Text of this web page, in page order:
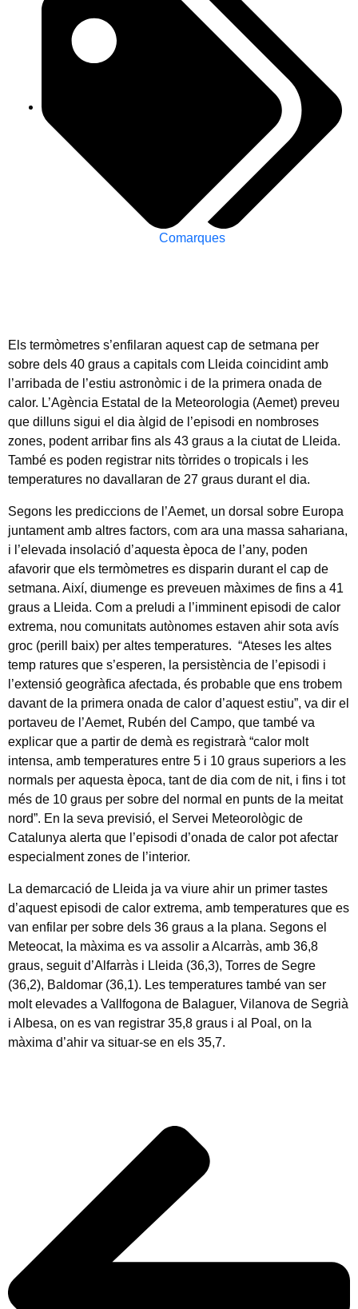
Comarques
Els termòmetres s’enfilaran aquest cap de setmana per
sobre dels 40 graus a capitals com Lleida coincidint amb
l’arribada de l’estiu astronòmic i de la primera onada de
calor. L’Agència Estatal de la Meteorologia (Aemet) preveu
que dilluns sigui el dia àlgid de l’episodi en nombroses
zones, podent arribar fins als 43 graus a la ciutat de Lleida.
També es poden registrar nits tòrrides o tropicals i les
temperatures no davallaran de 27 graus durant el dia.
Segons les prediccions de l’Aemet, un dorsal sobre Europa
juntament amb altres factors, com ara una massa sahariana,
i l’elevada insolació d’aquesta època de l’any, poden
afavorir que els termòmetres es disparin durant el cap de
setmana. Així, diumenge es preveuen màximes de fins a 41
graus a Lleida. Com a preludi a l’imminent episodi de calor
extrema, nou comunitats autònomes estaven ahir sota avís
groc (perill baix) per altes temperatures. “Ateses les altes
temp ratures que s’esperen, la persistència de l’episodi i
l’extensió geogràfica afectada, és probable que ens trobem
davant de la primera onada de calor d’aquest estiu”, va dir el
portaveu de l’Aemet, Rubén del Campo, que també va
explicar que a partir de demà es registrarà “calor molt
intensa, amb temperatures entre 5 i 10 graus superiors a les
normals per aquesta època, tant de dia com de nit, i fins i tot
més de 10 graus per sobre del normal en punts de la meitat
nord”. En la seva previsió, el Servei Meteorològic de
Catalunya alerta que l’episodi d’onada de calor pot afectar
especialment zones de l’interior.
La demarcació de Lleida ja va viure ahir un primer tastes
d’aquest episodi de calor extrema, amb temperatures que es
van enfilar per sobre dels 36 graus a la plana. Segons el
Meteocat, la màxima es va assolir a Alcarràs, amb 36,8
graus, seguit d’Alfarràs i Lleida (36,3), Torres de Segre
(36,2), Baldomar (36,1). Les temperatures també van ser
molt elevades a Vallfogona de Balaguer, Vilanova de Segrià
i Albesa, on es van registrar 35,8 graus i al Poal, on la
màxima d’ahir va situar-se en els 35,7.